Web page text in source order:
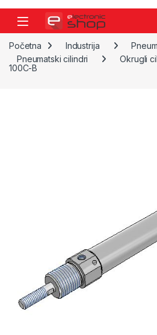
Skip to navigation
Skip to content
Početna Industrija
Pneumatski cilindri
Okrugli
100C-B